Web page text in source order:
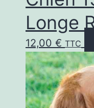
Longe
12,00 € TTC